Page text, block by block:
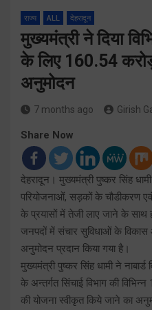
राज्य ALL देहरादून
मुख्यमंत्री ने दिया
के लिए 160.54
अनुमोदन
7 months ago Girish
Share Now
देहरादून। मुख्यमंत्री पुष्कर सिंह
परियोजनाओं, सड़कों के चौडीकरण
के प्रयासों में तेजी लाए जाने के साथ
जनपदों में संचार सुविधाओं के
अनुमोदन प्रदान किया गया है।
मुख्यमंत्री पुष्कर सिंह धामी ने नाबार्ड
के अन्तर्गत सिंचाई विभाग की
की योजना स्वीकृत किये जाने का